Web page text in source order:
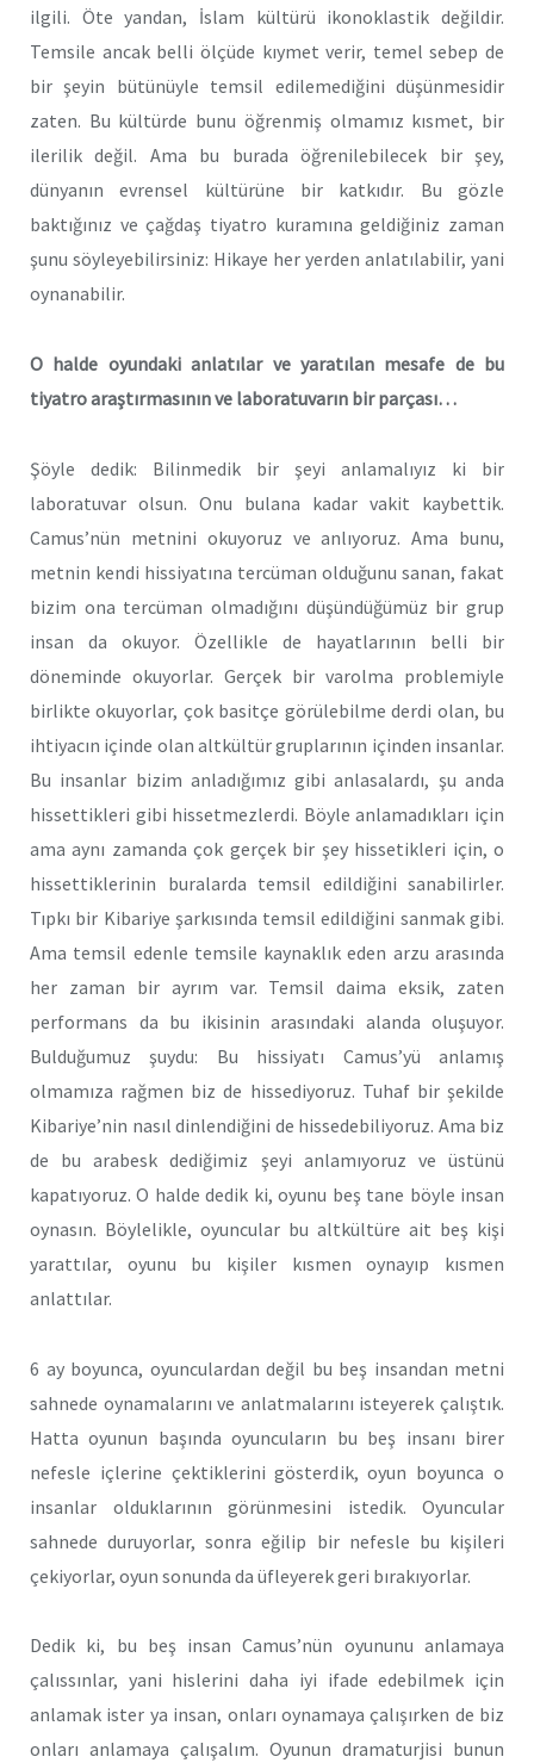
ilgili. Öte yandan, İslam kültürü ikonoklastik değildir.
Temsile ancak belli ölçüde kıymet verir, temel sebep de
bir şeyin bütünüyle temsil edilemediğini düşünmesidir
zaten. Bu kültürde bunu öğrenmiş olmamız kısmet, bir
ilerilik değil. Ama bu burada öğrenilebilecek bir şey,
dünyanın evrensel kültürüne bir katkıdır. Bu gözle
baktığınız ve çağdaş tiyatro kuramına geldiğiniz zaman
şunu söyleyebilirsiniz: Hikaye her yerden anlatılabilir, yani
oynanabilir.
O halde oyundaki anlatılar ve yaratılan mesafe de bu
tiyatro araştırmasının ve laboratuvarın bir parçası…
Şöyle dedik: Bilinmedik bir şeyi anlamalıyız ki bir
laboratuvar olsun. Onu bulana kadar vakit kaybettik.
Camus’nün metnini okuyoruz ve anlıyoruz. Ama bunu,
metnin kendi hissiyatına tercüman olduğunu sanan, fakat
bizim ona tercüman olmadığını düşündüğümüz bir grup
insan da okuyor. Özellikle de hayatlarının belli bir
döneminde okuyorlar. Gerçek bir varolma problemiyle
birlikte okuyorlar, çok basitçe görülebilme derdi olan, bu
ihtiyacın içinde olan altkültür gruplarının içinden insanlar.
Bu insanlar bizim anladığımız gibi anlasalardı, şu anda
hissettikleri gibi hissetmezlerdi. Böyle anlamadıkları için
ama aynı zamanda çok gerçek bir şey hissetikleri için, o
hissettiklerinin buralarda temsil edildiğini sanabilirler.
Tıpkı bir Kibariye şarkısında temsil edildiğini sanmak gibi.
Ama temsil edenle temsile kaynaklık eden arzu arasında
her zaman bir ayrım var. Temsil daima eksik, zaten
performans da bu ikisinin arasındaki alanda oluşuyor.
Bulduğumuz şuydu: Bu hissiyatı Camus’yü anlamış
olmamıza rağmen biz de hissediyoruz. Tuhaf bir şekilde
Kibariye’nin nasıl dinlendiğini de hissedebiliyoruz. Ama biz
de bu arabesk dediğimiz şeyi anlamıyoruz ve üstünü
kapatıyoruz. O halde dedik ki, oyunu beş tane böyle insan
oynasın. Böylelikle, oyuncular bu altkültüre ait beş kişi
yarattılar, oyunu bu kişiler kısmen oynayıp kısmen
anlattılar.
6 ay boyunca, oyunculardan değil bu beş insandan metni
sahnede oynamalarını ve anlatmalarını isteyerek çalıştık.
Hatta oyunun başında oyuncuların bu beş insanı birer
nefesle içlerine çektiklerini gösterdik, oyun boyunca o
insanlar olduklarının görünmesini istedik. Oyuncular
sahnede duruyorlar, sonra eğilip bir nefesle bu kişileri
çekiyorlar, oyun sonunda da üfleyerek geri bırakıyorlar.
Dedik ki, bu beş insan Camus’nün oyununu anlamaya
çalıssınlar, yani hislerini daha iyi ifade edebilmek için
anlamak ister ya insan, onları oynamaya çalışırken de biz
onları anlamaya çalışalım. Oyunun dramaturjisi bunun